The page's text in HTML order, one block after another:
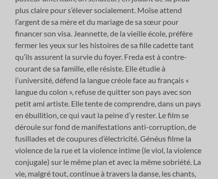
plus claire pour s’élever socialement. Moïse attend
l’argent de sa mère et du mariage de sa sœur pour
financer son visa. Jeannette, de la vieille école, préfère
fermer les yeux sur les histoires de sa fille cadette tant
qu’ils assurent la survie du foyer. Freda est à contre-
courant de sa famille, elle résiste. Elle étudie à
l’université, défend la langue créole face au français «
langue du colon », refuse de quitter son pays avec son
petit ami artiste. Elle tente de comprendre, dans un pays
en ébullition, ce qui vaut la peine d’y rester. Le film se
déroule sur fond de manifestations anti-corruption, de
fusillades et de coupures d’électricité. Généus filme la
violence de la rue et la violence intime (le viol, la violence
conjugale) sur le même plan et avec la même sobriété. La
vie, malgré tout, continue à travers la danse, les chants,